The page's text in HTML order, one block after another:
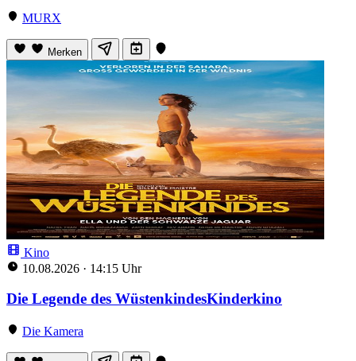
MURX
Merken
Kino
10.08.2026 · 14:15 Uhr
Die Legende des WüstenkindesKinderkino
Die Kamera